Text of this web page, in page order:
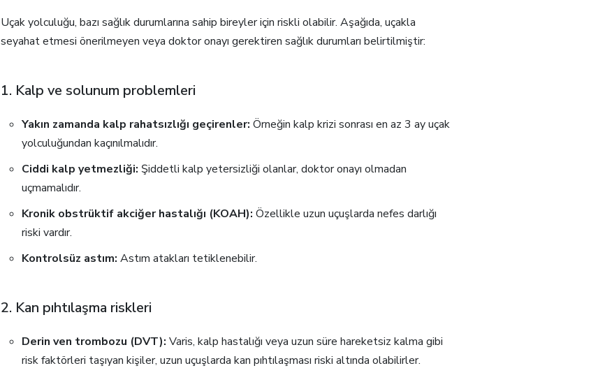
Uçak yolculuğu, bazı sağlık durumlarına sahip bireyler için riskli olabilir. Aşağıda, uçakla
seyahat etmesi önerilmeyen veya doktor onayı gerektiren sağlık durumları belirtilmiştir:
1. Kalp ve solunum problemleri
Yakın zamanda kalp rahatsızlığı geçirenler: Örneğin kalp krizi sonrası en az 3 ay uçak
yolculuğundan kaçınılmalıdır.
Ciddi kalp yetmezliği: Şiddetli kalp yetersizliği olanlar, doktor onayı olmadan
uçmamalıdır.
Kronik obstrüktif akciğer hastalığı (KOAH): Özellikle uzun uçuşlarda nefes darlığı
riski vardır.
Kontrolsüz astım: Astım atakları tetiklenebilir.
2. Kan pıhtılaşma riskleri
Derin ven trombozu (DVT): Varis, kalp hastalığı veya uzun süre hareketsiz kalma gibi
risk faktörleri taşıyan kişiler, uzun uçuşlarda kan pıhtılaşması riski altında olabilirler.